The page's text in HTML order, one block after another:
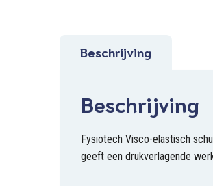
Beschrijving
Beschrijving
Fysiotech Visco-elastisch
geeft een drukverlagende